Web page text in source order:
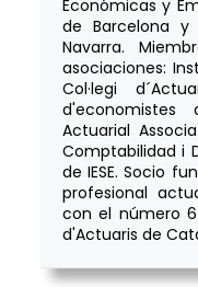
Económicas y
de Barcelona y
Navarra.
asociaciones:
Col·legi
d'economistes
Actuarial
Comptabilidad i
de IESE. Socio
profesional
con el número
d'Actuaris de